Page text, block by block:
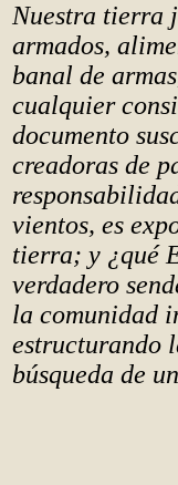
Nuestra tierra
armados,
banal de
cualquier
documento
creadoras de
vientos, es
tierra; y ¿qué
verdadero
la comunidad
estructurando
búsqueda de